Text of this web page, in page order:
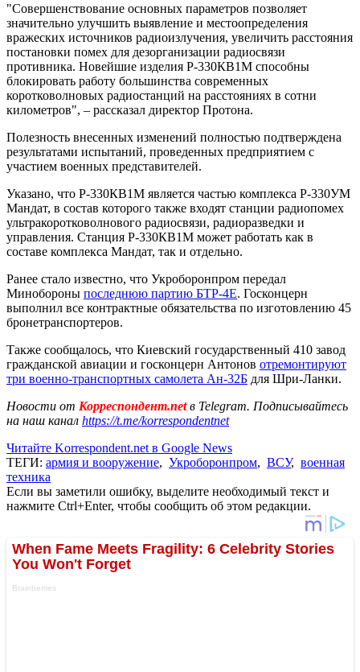
"Совершенствование основных параметров позволяет
значительно улучшить выявление и местоопределения
вражеских источников радиоизлучения, увеличить расстояния
постановки помех для дезорганизации радиосвязи
противника. Новейшие изделия Р-330КВ1М способны
блокировать работу большинства современных
коротковолновых радиостанций на расстояниях в сотни
километров", – рассказал директор Протона.
Полезность внесенных изменений полностью подтверждена
результатами испытаний, проведенных предприятием с
участием военных представителей.
Указано, что Р-330КВ1М является частью комплекса Р-330УМ
Мандат, в состав которого также входят станции радиопомех
ультракоротковолнового радиосвязи, радиоразведки и
управления. Станция Р-330КВ1М может работать как в
составе комплекса Мандат, так и отдельно.
Ранее стало известно, что Укроборонпром передал
Минобороны последнюю партию БТР-4Е. Госконцерн
выполнил все контрактные обязательства по изготовлению 45
бронетранспортеров.
Также сообщалось, что Киевский государственный 410 завод
гражданской авиации и госконцерн Антонов отремонтируют
три военно-транспортных самолета Ан-32Б для Шри-Ланки.
Новости от Корреспондент.netв Telegram. Подписывайтесь
на наш канал https://t.me/korrespondentnet
Читайте Korrespondent.net в Google News
ТЕГИ: армия и вооружение, Укроборонпром, ВСУ, военная
техника
Если вы заметили ошибку, выделите необходимый текст и
нажмите Ctrl+Enter, чтобы сообщить об этом редакции.